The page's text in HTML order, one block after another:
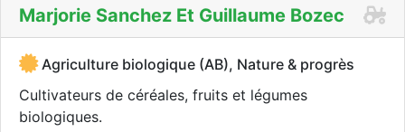
Marjorie Sanchez Et Guillaume Bozec
Agriculture biologique (AB), Nature & progrès
Cultivateurs de céréales, fruits et légumes
biologiques.